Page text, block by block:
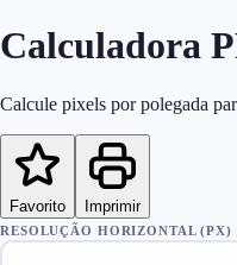
Calculadora
Calcule pixels por polegada
Favorito Imprimir
RESOLUÇÃO HORIZONTAL (PX)